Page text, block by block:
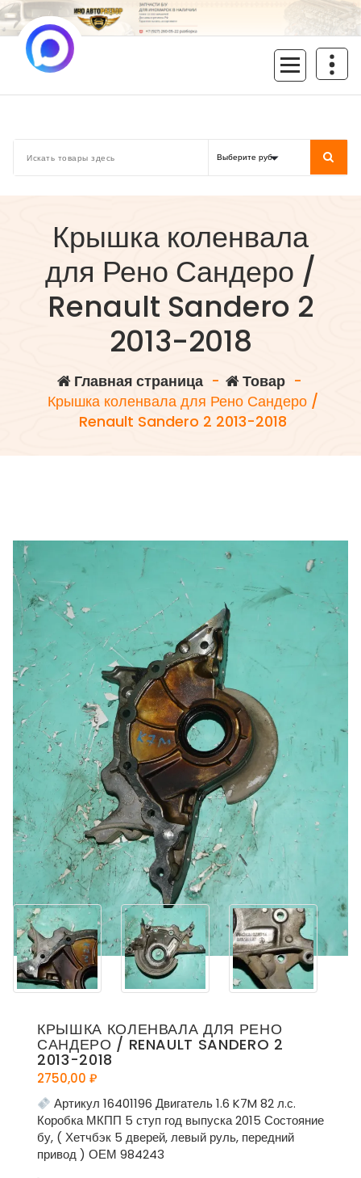
Перейти
к
содержимому
Крышка коленвала
для Рено Сандеро /
Renault Sandero 2
2013-2018
Главная страница- Товар-
Крышка коленвала для Рено Сандеро /
Renault Sandero 2 2013-2018
КРЫШКА КОЛЕНВАЛА ДЛЯ РЕНО
САНДЕРО / RENAULT SANDERO 2
2013-2018
2750,00 ₽
Артикул 16401196 Двигатель 1.6 K7M 82 л.с.
Коробка МКПП 5 ступ год выпуска 2015 Состояние
бу, ( Хетчбэк 5 дверей, левый руль, передний
привод ) ОЕМ 984243